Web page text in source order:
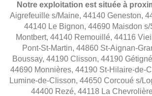
Notre exploitation est située à
Aigrefeuille s/Maine, 44140 Geneston,
44140 Le Bignon, 44690 Maisdon
Montbert, 44140 Remouillé, 44116
Pont-St-Martin, 44860 St-Aignan-
Boussay, 44190 Clisson, 44190
44690 Monnières, 44190 St-Hilaire-de-
Lumine-de-Clisson, 44650 Corcoué s/
44400 Rezé, 44118 La